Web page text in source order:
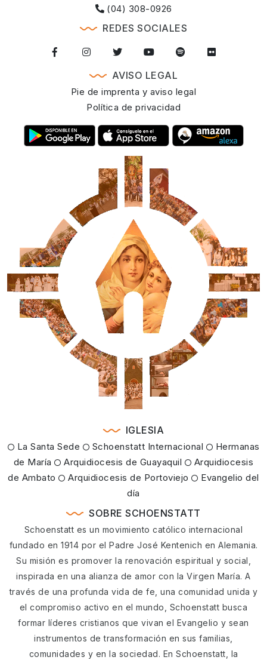
(04) 308-0926
REDES SOCIALES
AVISO LEGAL
Pie de imprenta y aviso legal
Política de privacidad
IGLESIA
La Santa Sede Schoenstatt Internacional
Hermanas
de María
Arquidiocesis de Guayaquil
Arquidiocesis
de Ambato
Arquidiocesis de Portoviejo
Evangelio del
día
SOBRE SCHOENSTATT
Schoenstatt es un movimiento católico internacional
fundado en 1914 por el Padre José Kentenich en Alemania.
Su misión es promover la renovación espiritual y social,
inspirada en una alianza de amor con la Virgen María. A
través de una profunda vida de fe, una comunidad unida y
el compromiso activo en el mundo, Schoenstatt busca
formar líderes cristianos que vivan el Evangelio y sean
instrumentos de transformación en sus familias,
comunidades y en la sociedad. En Schoenstatt, la